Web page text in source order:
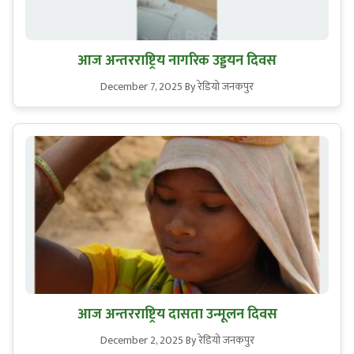
आज अन्तरराष्ट्रिय नागरिक उड्डयन दिवस
December 7, 2025By रेडियो जनकपुर
आज अन्तरराष्ट्रिय दासता उन्मूलन दिवस
December 2, 2025By रेडियो जनकपुर